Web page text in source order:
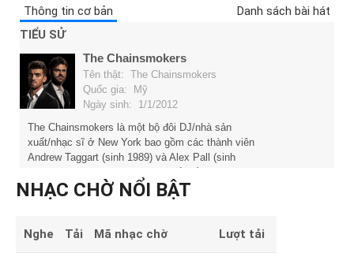
Sĩ
Khuyến
Mại
Dẫn
Funring
Doanh
Thông tin cơ bản
Danh sách bài hát
TIỂU SỬ
The Chainsmokers
Tên thật: The Chainsmokers
Quốc gia: Mỹ
Ngày sinh: 1/1/2012
The Chainsmokers là một bộ đôi DJ/nhà sản
xuất/nhạc sĩ ở New York bao gồm các thành viên
Andrew Taggart (sinh 1989) và Alex Pall (sinh
năm 2014
NHẠC CHỜ NỔI BẬT
Nghe Tải Mã nhạc chờ Lượt tải